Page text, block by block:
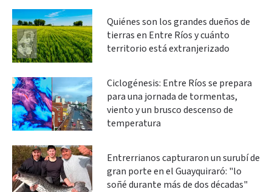
Quiénes son los grandes dueños de
tierras en Entre Ríos y cuánto
territorio está extranjerizado
Ciclogénesis: Entre Ríos se prepara
para una jornada de tormentas,
viento y un brusco descenso de
temperatura
Entrerrianos capturaron un surubí de
gran porte en el Guayquiraró: "lo
soñé durante más de dos décadas"